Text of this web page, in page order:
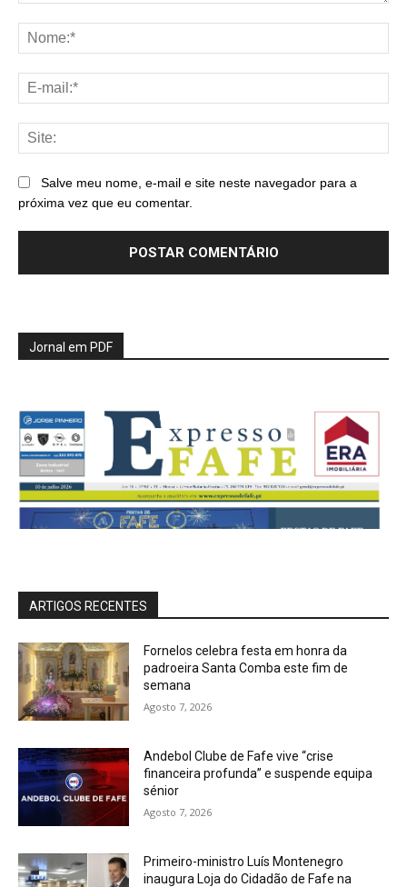
Salve meu nome, e-mail e site neste navegador para a
próxima vez que eu comentar.
Jornal em PDF
ARTIGOS RECENTES
Fornelos celebra festa em honra da
padroeira Santa Comba este fim de
semana
Agosto 7, 2026
Andebol Clube de Fafe vive “crise
financeira profunda” e suspende equipa
sénior
Agosto 7, 2026
Primeiro-ministro Luís Montenegro
inaugura Loja do Cidadão de Fafe na